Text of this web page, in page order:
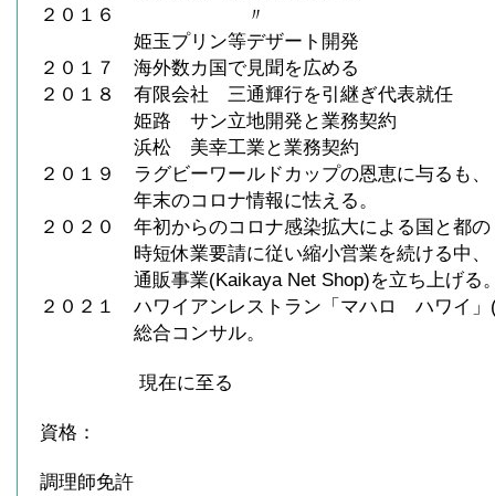
２０１６ 〃
姫玉プリン等デザート開発
２０１７ 海外数カ国で見聞を広める
２０１８ 有限会社 三通輝行を引継ぎ代表就任
姫路 サン立地開発と業務契約
浜松 美幸工業と業務契約
２０１９ ラグビーワールドカップの恩恵に与るも、
年末のコロナ情報に怯える。
２０２０ 年初からのコロナ感染拡大による国と都の
時短休業要請に従い縮小営業を続ける中、
通販事業(Kaikaya Net Shop)を立ち上げる
２０２１ ハワイアンレストラン「マハロ ハワイ」
総合コンサル。
現在に至る
資格：
調理師免許